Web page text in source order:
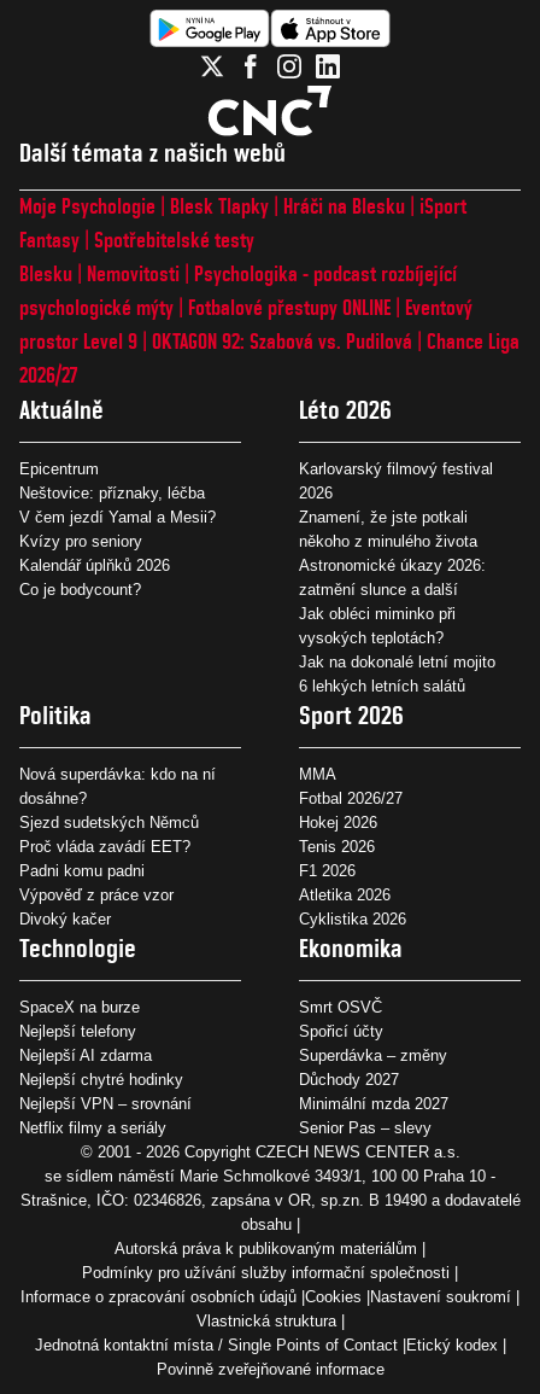
Další témata z našich webů
Moje Psychologie Blesk Tlapky Hráči na Blesku
iSport
Fantasy Spotřebitelské testy
Blesku
Nemovitosti
Psychologika - podcast rozbíjející
psychologické mýty
Fotbalové přestupy ONLINE
Eventový
prostor Level 9 OKTAGON 92: Szabová vs. Pudilová
Chance Liga
2026/27
Aktuálně
Epicentrum
Neštovice: příznaky, léčba
V čem jezdí Yamal a Mesii?
Kvízy pro seniory
Kalendář úplňků 2026
Co je bodycount?
Léto 2026
Karlovarský filmový festival
2026
Znamení, že jste potkali
někoho z minulého života
Astronomické úkazy 2026:
zatmění slunce a další
Jak obléci miminko při
vysokých teplotách?
Jak na dokonalé letní mojito
6 lehkých letních salátů
Politika
Nová superdávka: kdo na ní
dosáhne?
Sjezd sudetských Němců
Proč vláda zavádí EET?
Padni komu padni
Výpověď z práce vzor
Divoký kačer
Sport 2026
MMA
Fotbal 2026/27
Hokej 2026
Tenis 2026
F1 2026
Atletika 2026
Cyklistika 2026
Technologie
SpaceX na burze
Nejlepší telefony
Nejlepší AI zdarma
Nejlepší chytré hodinky
Nejlepší VPN – srovnání
Netflix filmy a seriály
Ekonomika
Smrt OSVČ
Spořicí účty
Superdávka – změny
Důchody 2027
Minimální mzda 2027
Senior Pas – slevy
© 2001 - 2026 Copyright CZECH NEWS CENTER a.s.
se sídlem náměstí Marie Schmolkové 3493/1, 100 00 Praha 10 -
Strašnice, IČO: 02346826, zapsána v OR, sp.zn. B 19490 a dodavatelé
obsahu
Autorská práva k publikovaným materiálům
Podmínky pro užívání služby informační společnosti
Informace o zpracování osobních údajů Cookies Nastavení soukromí
Vlastnická struktura
Jednotná kontaktní místa / Single Points of Contact Etický kodex
Povinně zveřejňované informace